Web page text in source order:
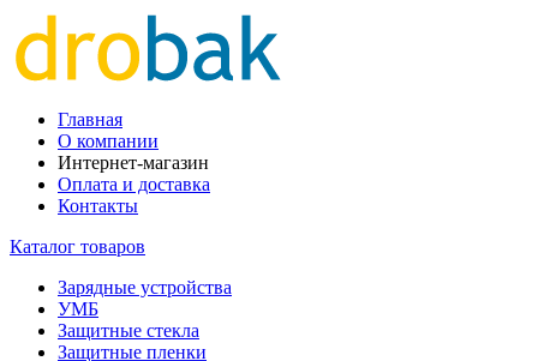
Главная
О компании
Интернет-магазин
Оплата и доставка
Контакты
Каталог товаров
Зарядные устройства
УМБ
Защитные стекла
Защитные пленки